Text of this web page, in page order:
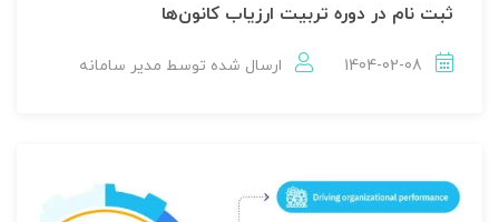
ثبت نام در دوره تربیت ارزیاب کانون‌ها
1404-02-08 ارسال شده توسط مدير سامانه